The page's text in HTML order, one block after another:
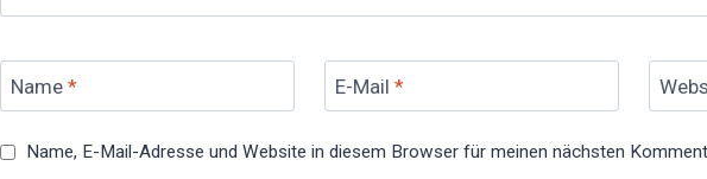
Name * E-Mail *
Name, E-Mail-Adresse und Website in diesem Browser für meinen nächsten